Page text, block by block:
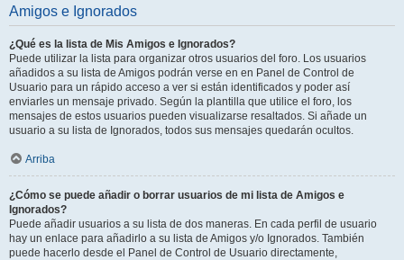
Amigos e Ignorados
¿Qué es la lista de Mis Amigos e Ignorados?
Puede utilizar la lista para organizar otros usuarios del foro. Los usuarios
añadidos a su lista de Amigos podrán verse en en Panel de Control de
Usuario para un rápido acceso a ver si están identificados y poder así
enviarles un mensaje privado. Según la plantilla que utilice el foro, los
mensajes de estos usuarios pueden visualizarse resaltados. Si añade un
usuario a su lista de Ignorados, todos sus mensajes quedarán ocultos.
Arriba
¿Cómo se puede añadir o borrar usuarios de mi lista de Amigos e
Ignorados?
Puede añadir usuarios a su lista de dos maneras. En cada perfil de usuario
hay un enlace para añadirlo a su lista de Amigos y/o Ignorados. También
puede hacerlo desde el Panel de Control de Usuario directamente,